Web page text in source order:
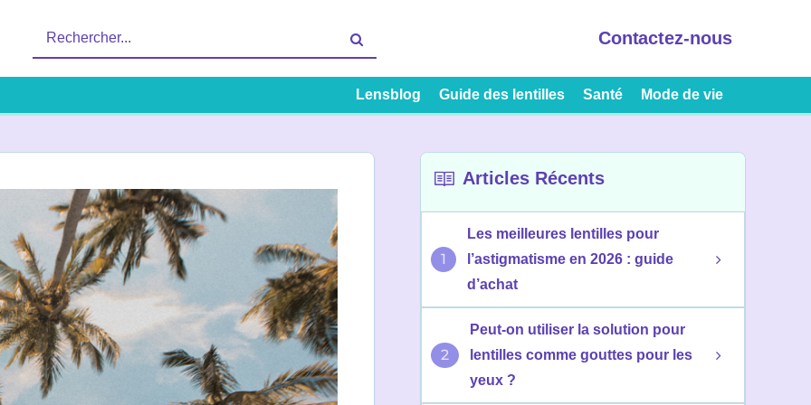
| Santé | Mode de vie
Recherche
pour
:
Contactez-nous
Lensblog Guide des lentilles Santé Mode de vie
Articles Récents
1
Les meilleures lentilles pour
l’astigmatisme en 2026 : guide
d’achat
2
Peut-on utiliser la solution pour
lentilles comme gouttes pour les
yeux ?